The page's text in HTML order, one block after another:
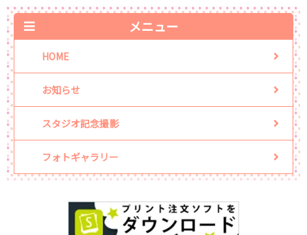
メニュー
HOME
お知らせ
スタジオ記念撮影
フォトギャラリー